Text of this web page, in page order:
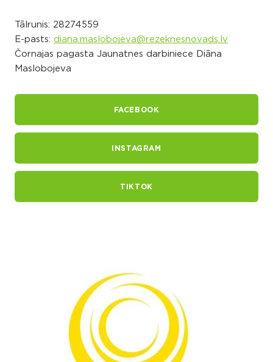
Tālrunis: 28274559
E-pasts: diana.maslobojeva@rezeknesnovads.lv
Čornajas pagasta Jaunatnes darbiniece Diāna
Maslobojeva
FACEBOOK
INSTAGRAM
TIKTOK